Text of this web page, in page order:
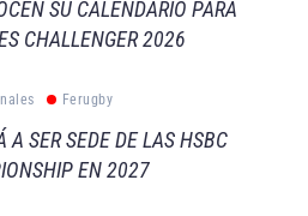
SU CALENDARIO PARA
CHALLENGER 2026
Ferugby
A SER SEDE DE LAS HSBC
EN 2027